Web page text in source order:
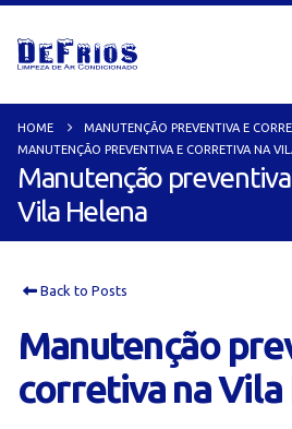
HOME
MANUTENÇÃO PREVENTIVA E
MANUTENÇÃO PREVENTIVA E CORRETIVA NA
Manutenção
Vila Helena
Back to Posts
Manutenção
corretiva na Vila